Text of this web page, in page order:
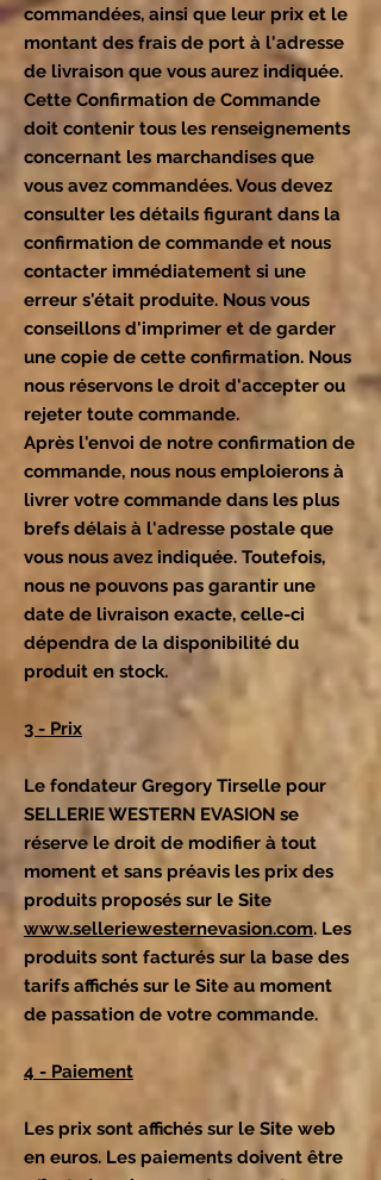
commandées, ainsi que leur prix et le
montant des frais de port à l'adresse
de livraison que vous aurez indiquée.
Cette Confirmation de Commande
doit contenir tous les renseignements
concernant les marchandises que
vous avez commandées. Vous devez
consulter les détails figurant dans la
confirmation de commande et nous
contacter immédiatement si une
erreur s'était produite. Nous vous
conseillons d'imprimer et de garder
une copie de cette confirmation. Nous
nous réservons le droit d'accepter ou
rejeter toute commande.
Après l'envoi de notre confirmation de
commande, nous nous emploierons à
livrer votre commande dans les plus
brefs délais à l'adresse postale que
vous nous avez indiquée. Toutefois,
nous ne pouvons pas garantir une
date de livraison exacte, celle-ci
dépendra de la disponibilité du
produit en stock.
3 - Prix
Le fondateur Gregory Tirselle pour
SELLERIE WESTERN EVASION se
réserve le droit de modifier à tout
moment et sans préavis les prix des
produits proposés sur le Site
www.selleriewesternevasion.com. Les
produits sont facturés sur la base des
tarifs affichés sur le Site au moment
de passation de votre commande.
4 - Paiement
Les prix sont affichés sur le Site web
en euros. Les paiements doivent être